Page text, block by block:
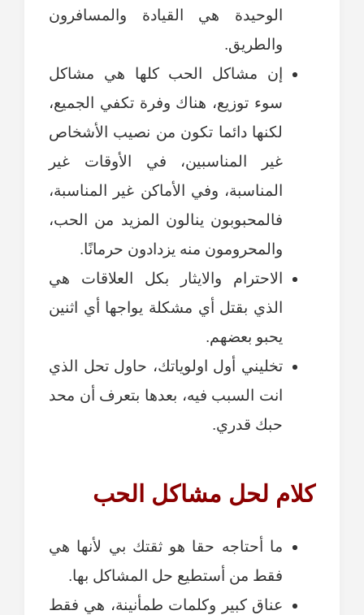
الوحيدة هي القيادة والمسافرون
والطريق.
إن مشاكل الحب كلها هي مشاكل
سوء توزيع، هناك وفرة تكفي الجميع،
لكنها دائما تكون من نصيب الأشخاص
غير المناسبين، في الأوقات غير
المناسبة، وفي الأماكن غير المناسبة،
فالمحبوبون ينالون المزيد من الحب،
والمحرومون منه يزدادون حرمانًا.
الاحترام والايثار بكل العلاقات هي
الذي بقتل أي مشكلة يواجها أي اثنين
يحبو بعضهم.
تخليني أول اولوياتك، حاول تحل الذي
انت السبب فيه، بعدها بتعرف أن محد
حبك قدري.
كلام لحل مشاكل الحب
ما أحتاجه حقا هو ثقتك بي لأنها هي
فقط من أستطيع حل المشاكل بها.
عناق كبير وكلمات طمأنينة، هي فقط